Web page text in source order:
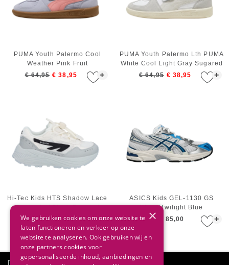
+
PUMA Youth Palermo Cool
Weather Pink Fruit
€ 64,95 € 38,95 +
PUMA Youth Palermo Lth PUMA
White Cool Light Gray Sugared
Almond
€ 64,95 € 38,95
+
Hi-Tec Kids HTS Shadow Lace
Gradenia / Black Beauty /
Thunder Storm / Gray Violet
€ 90,00 +
ASICS Kids GEL-1130 GS
White/Twilight Blue
€ 85,00
×
We gebruiken cookies om onze website te
laten functioneren en verkeer op onze
website te analyseren. Ook gebruiken wij en
onze partners cookies voor
gepersonaliseerde inhoud, aanbiedingen en